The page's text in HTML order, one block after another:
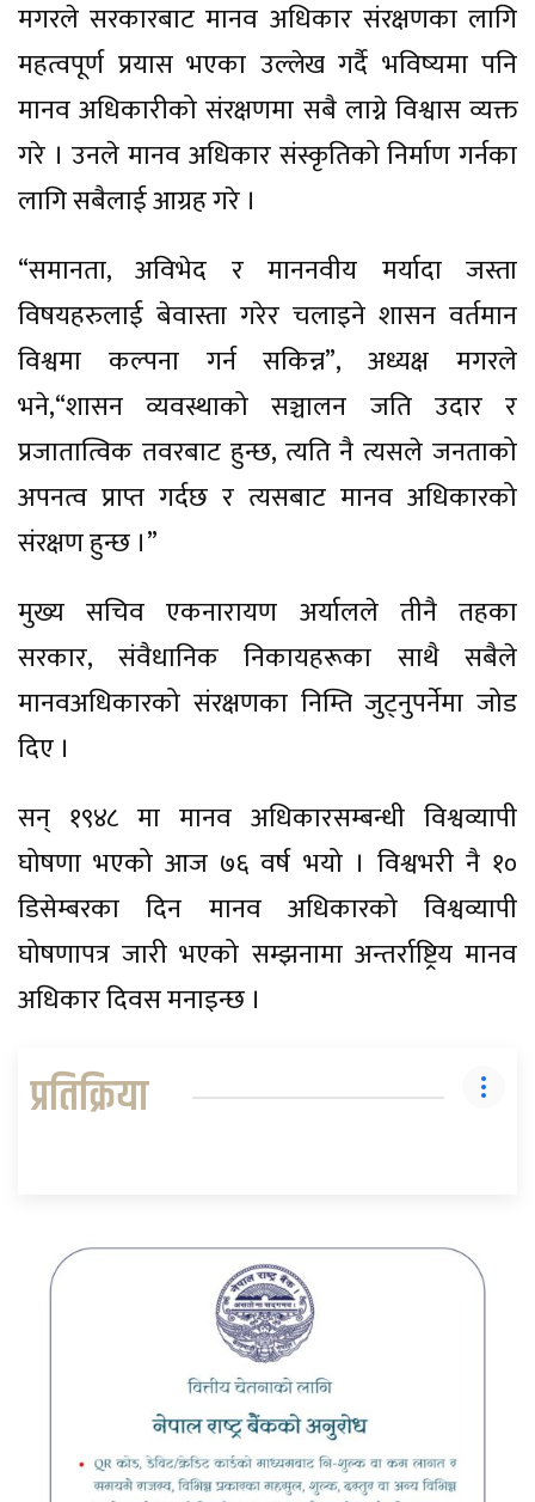
मगरले सरकारबाट मानव अधिकार संरक्षणका लागि
महत्वपूर्ण प्रयास भएका उल्लेख गर्दै भविष्यमा पनि
मानव अधिकारीको संरक्षणमा सबै लाग्ने विश्वास व्यक्त
गरे । उनले मानव अधिकार संस्कृतिको निर्माण गर्नका
लागि सबैलाई आग्रह गरे ।
“समानता, अविभेद र माननवीय मर्यादा जस्ता
विषयहरुलाई बेवास्ता गरेर चलाइने शासन वर्तमान
विश्वमा कल्पना गर्न सकिन्न”, अध्यक्ष मगरले
भने,“शासन व्यवस्थाको सञ्चालन जति उदार र
प्रजातात्विक तवरबाट हुन्छ, त्यति नै त्यसले जनताको
अपनत्व प्राप्त गर्दछ र त्यसबाट मानव अधिकारको
संरक्षण हुन्छ ।”
मुख्य सचिव एकनारायण अर्यालले तीनै तहका
सरकार, संवैधानिक निकायहरूका साथै सबैले
मानवअधिकारको संरक्षणका निम्ति जुट्नुपर्नेमा जोड
दिए ।
सन् १९४८ मा मानव अधिकारसम्बन्धी विश्वव्यापी
घोषणा भएको आज ७६ वर्ष भयो । विश्वभरी नै १०
डिसेम्बरका दिन मानव अधिकारको विश्वव्यापी
घोषणापत्र जारी भएको सम्झनामा अन्तर्राष्ट्रिय मानव
अधिकार दिवस मनाइन्छ ।
प्रतिक्रिया